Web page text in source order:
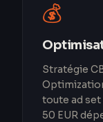
💰
Stratégie
toute ad set
50 EUR